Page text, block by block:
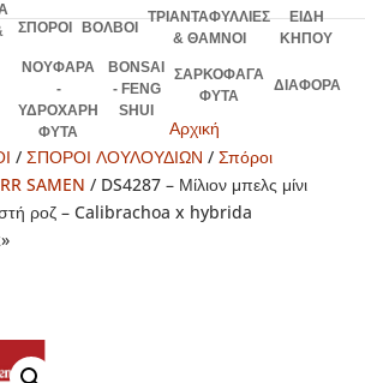
ΣΠΟΡΟΙ ΒΟΛΒΟΙ
ΤΡΙΑΝΤΑΦΥΛΛΙΕΣ
& ΘΑΜΝΟΙ
ΕΙΔΗ
ΚΗΠΟΥ
ΝΟΥΦΑΡΑ
-
ΥΔΡΟΧΑΡΗ
ΦΥΤΑ
BONSAI
- FENG
SHUI
ΣΑΡΚΟΦΑΓΑ
ΦΥΤΑ
ΔΙΑΦΟΡΑ
Αρχική
/ ΣΠΟΡΟΙ ΛΟΥΛΟΥΔΙΩΝ / Σπόροι
SAMEN / DS4287 – Μίλιον μπελς μίνι
ροζ – Calibrachoa x hybrida